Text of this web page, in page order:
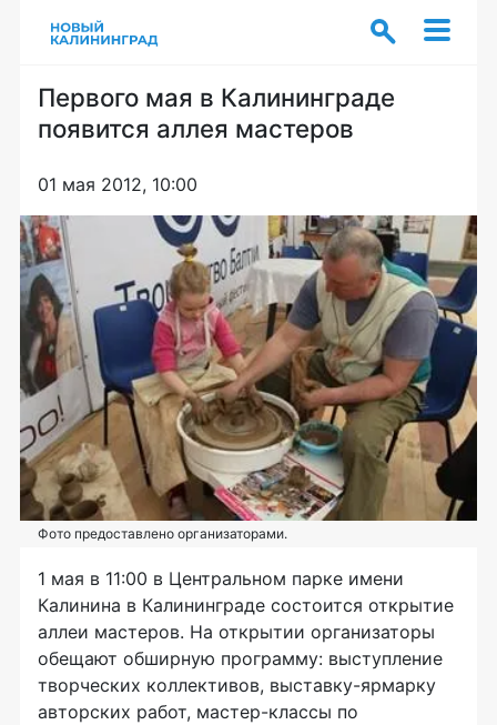
Первого мая в Калининграде
появится аллея мастеров
01 мая 2012, 10:00
Фото предоставлено организаторами.
1 мая в 11:00 в Центральном парке имени
Калинина в Калининграде состоится открытие
аллеи мастеров. На открытии организаторы
обещают обширную программу: выступление
творческих коллективов, выставку-ярмарку
авторских работ, мастер-классы по